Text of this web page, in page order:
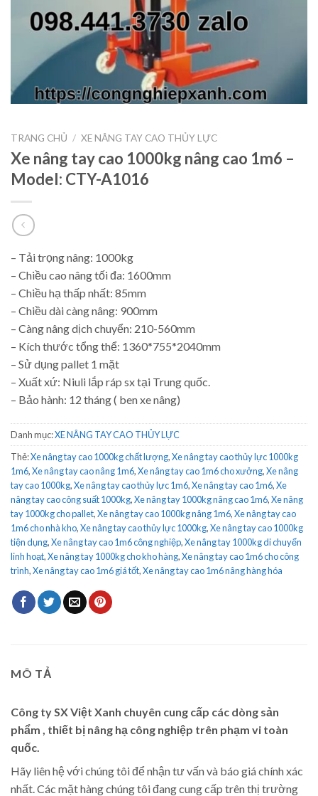
TRANG CHỦ / XE NÂNG TAY CAO THỦY LỰC
Xe nâng tay cao 1000kg nâng cao 1m6 –
Model: CTY-A1016
– Tải trọng nâng: 1000kg
– Chiều cao nâng tối đa: 1600mm
– Chiều hạ thấp nhất: 85mm
– Chiều dài càng nâng: 900mm
– Càng nâng dịch chuyển: 210-560mm
– Kích thước tổng thể: 1360*755*2040mm
– Sử dụng pallet 1 mặt
– Xuất xứ: Niuli lắp ráp sx tại Trung quốc.
– Bảo hành: 12 tháng ( ben xe nâng)
Danh mục:XE NÂNG TAY CAO THỦY LỰC
Thẻ:Xe nâng tay cao 1000kg chất lượng,Xe nâng tay cao thủy lực 1000kg
1m6,Xe nâng tay cao nâng 1m6,Xe nâng tay cao 1m6 cho xưởng,Xe nâng
tay cao 1000kg,Xe nâng tay cao thủy lực 1m6,Xe nâng tay cao 1m6,Xe
nâng tay cao công suất 1000kg,Xe nâng tay 1000kg nâng cao 1m6,Xe nâng
tay 1000kg cho pallet,Xe nâng tay cao 1000kg nâng 1m6,Xe nâng tay cao
1m6 cho nhà kho,Xe nâng tay cao thủy lực 1000kg,Xe nâng tay cao 1000kg
tiện dụng,Xe nâng tay cao 1m6 công nghiệp,Xe nâng tay 1000kg di chuyển
linh hoạt,Xe nâng tay 1000kg cho kho hàng,Xe nâng tay cao 1m6 cho công
trình,Xe nâng tay cao 1m6 giá tốt,Xe nâng tay cao 1m6 nâng hàng hóa
MÔ TẢ
Công ty SX Việt Xanh chuyên cung cấp các dòng sản
phẩm , thiết bị nâng hạ công nghiệp trên phạm vi toàn
quốc.
Hãy liên hệ với chúng tôi để nhận tư vấn và báo giá chính xác
nhất. Các mặt hàng chúng tôi đang cung cấp trên thị trường